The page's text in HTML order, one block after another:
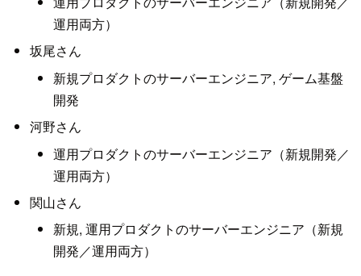
運用両方）
坂尾さん
新規プロダクトのサーバーエンジニア, ゲーム基盤
開発
河野さん
運用プロダクトのサーバーエンジニア（新規開発／
運用両方）
関山さん
新規, 運用プロダクトのサーバーエンジニア（新規
開発／運用両方）